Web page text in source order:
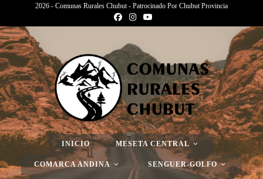
2026 - Comunas Rurales Chubut - Patrocinado Por Chubut Provincia
INICIO MESETA CENTRAL
COMARCA ANDINA SENGUER-GOLFO
Página Nueva
> Página Nueva > Página Nueva